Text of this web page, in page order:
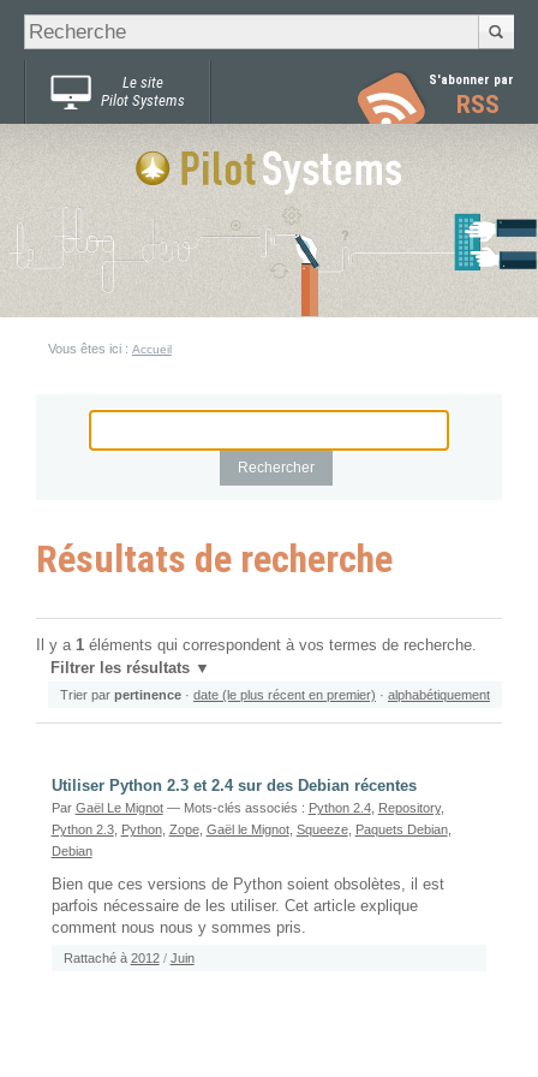
Chercher par
Recherche
avancée…
Le site
Pilot Systems
S'abonner par
RSS
Vous êtes ici : Accueil
Résultats de recherche
Il y a 1 éléments qui correspondent à vos termes de recherche.
Filtrer les résultats
Trier par pertinence · date (le plus récent en premier) · alphabétiquement
Utiliser Python 2.3 et 2.4 sur des Debian récentes
Par Gaël Le Mignot — Mots-clés associés : Python 2.4, Repository,
Python 2.3, Python, Zope, Gaël le Mignot, Squeeze, Paquets Debian,
Debian
Bien que ces versions de Python soient obsolètes, il est
parfois nécessaire de les utiliser. Cet article explique
comment nous nous y sommes pris.
Rattaché à 2012 / Juin